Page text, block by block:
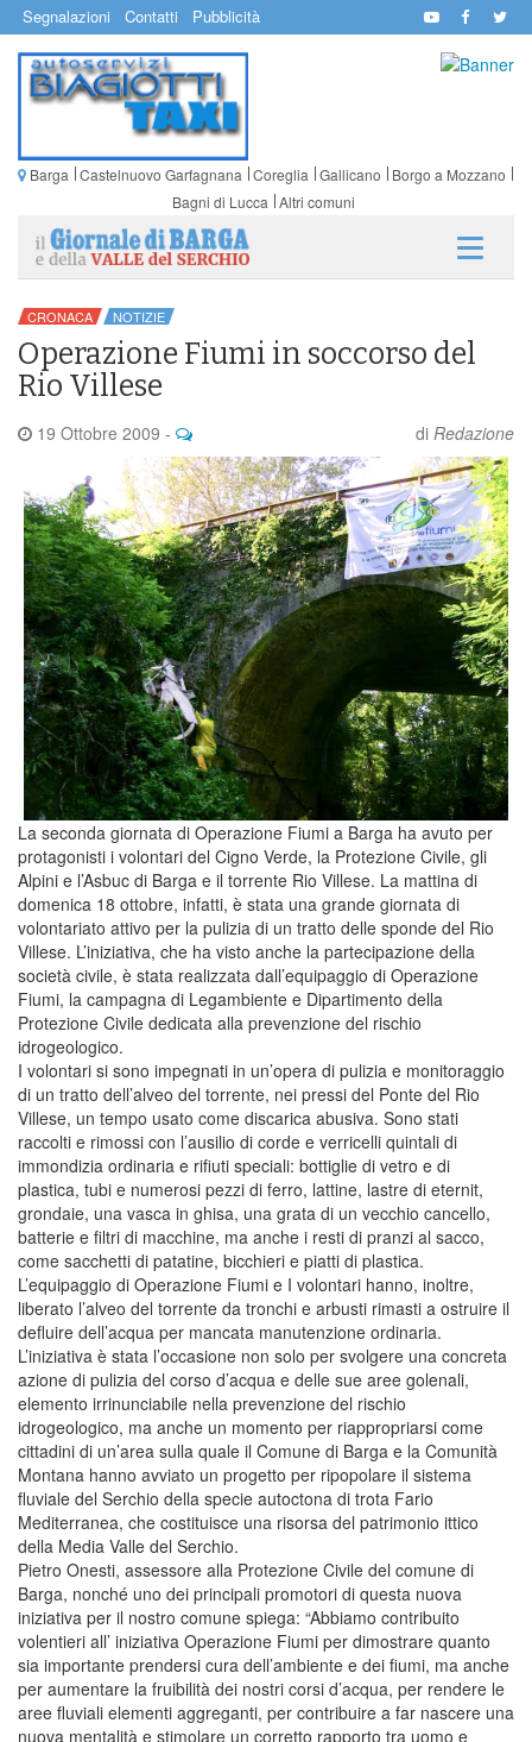
Segnalazioni Contatti Pubblicità
Barga Castelnuovo Garfagnana Coreglia Gallicano
Borgo a Mozzano
Bagni di Lucca Altri comuni
CRONACA NOTIZIE
Operazione Fiumi in soccorso del
Rio Villese
19 Ottobre 2009 - di Redazione
La seconda giornata di Operazione Fiumi a Barga ha avuto per
protagonisti i volontari del Cigno Verde, la Protezione Civile, gli
Alpini e l’Asbuc di Barga e il torrente Rio Villese. La mattina di
domenica 18 ottobre, infatti, è stata una grande giornata di
volontariato attivo per la pulizia di un tratto delle sponde del Rio
Villese. L’iniziativa, che ha visto anche la partecipazione della
società civile, è stata realizzata dall’equipaggio di Operazione
Fiumi, la campagna di Legambiente e Dipartimento della
Protezione Civile dedicata alla prevenzione del rischio
idrogeologico.
I volontari si sono impegnati in un’opera di pulizia e monitoraggio
di un tratto dell’alveo del torrente, nei pressi del Ponte del Rio
Villese, un tempo usato come discarica abusiva. Sono stati
raccolti e rimossi con l’ausilio di corde e verricelli quintali di
immondizia ordinaria e rifiuti speciali: bottiglie di vetro e di
plastica, tubi e numerosi pezzi di ferro, lattine, lastre di eternit,
grondaie, una vasca in ghisa, una grata di un vecchio cancello,
batterie e filtri di macchine, ma anche i resti di pranzi al sacco,
come sacchetti di patatine, bicchieri e piatti di plastica.
L’equipaggio di Operazione Fiumi e I volontari hanno, inoltre,
liberato l’alveo del torrente da tronchi e arbusti rimasti a ostruire il
defluire dell’acqua per mancata manutenzione ordinaria.
L’iniziativa è stata l’occasione non solo per svolgere una concreta
azione di pulizia del corso d’acqua e delle sue aree golenali,
elemento irrinunciabile nella prevenzione del rischio
idrogeologico, ma anche un momento per riappropriarsi come
cittadini di un’area sulla quale il Comune di Barga e la Comunità
Montana hanno avviato un progetto per ripopolare il sistema
fluviale del Serchio della specie autoctona di trota Fario
Mediterranea, che costituisce una risorsa del patrimonio ittico
della Media Valle del Serchio.
Pietro Onesti, assessore alla Protezione Civile del comune di
Barga, nonché uno dei principali promotori di questa nuova
iniziativa per il nostro comune spiega: “Abbiamo contribuito
volentieri all’ iniziativa Operazione Fiumi per dimostrare quanto
sia importante prendersi cura dell’ambiente e dei fiumi, ma anche
per aumentare la fruibilità dei nostri corsi d’acqua, per rendere le
aree fluviali elementi aggreganti, per contribuire a far nascere una
nuova mentalità e stimolare un corretto rapporto tra uomo e